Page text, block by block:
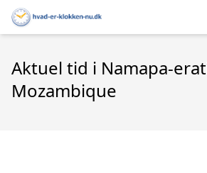
Aktuel tid i Namapa-
Mozambique